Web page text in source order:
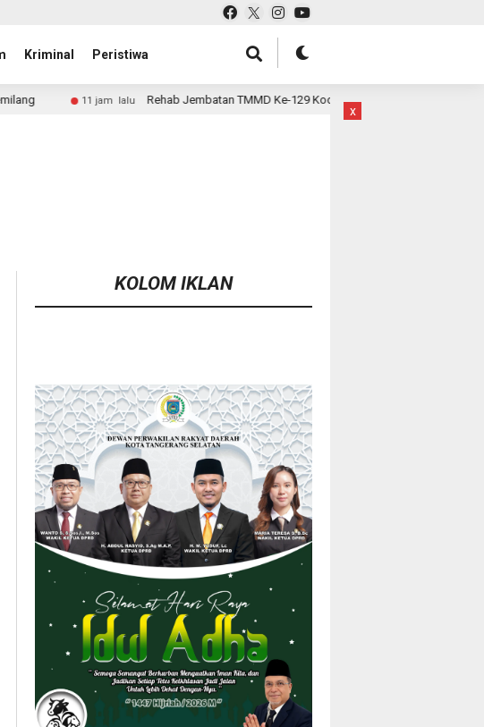
Kriminal Peristiwa
Jembatan TMMD Ke-129 Kodim 1807/Sorsel Hampir Rampung, Perkuat Akses dan
KOLOM IKLAN
x